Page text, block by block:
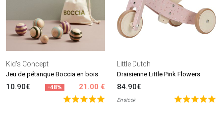
Kid's Concept
Jeu de pétanque Boccia en bois
10.90€ -48% 21.00 €
Little Dutch
Draisienne Little Pink Flowers
84.90€
En stock